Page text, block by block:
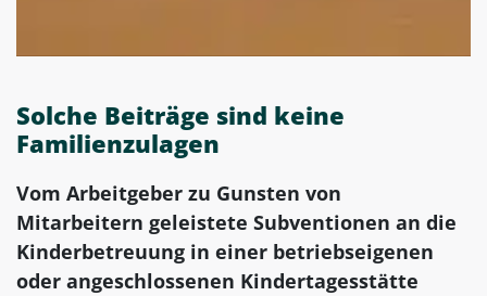
Solche Beiträge sind keine
Familienzulagen
Vom Arbeitgeber zu Gunsten von
Mitarbeitern geleistete Subventionen an die
Kinderbetreuung in einer betriebseigenen
oder angeschlossenen Kindertagesstätte